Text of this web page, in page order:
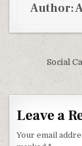
Author:
PostSocial
Leave a
Your email